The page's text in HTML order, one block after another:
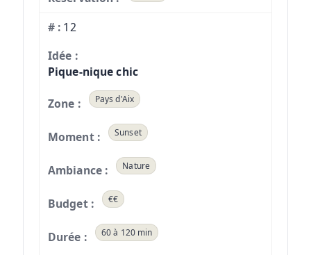
12
Pique-nique chic
Pays d'Aix
Sunset
Nature
€€
60 à 120 min